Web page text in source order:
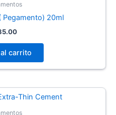
Pegamento) 20ml
carrito